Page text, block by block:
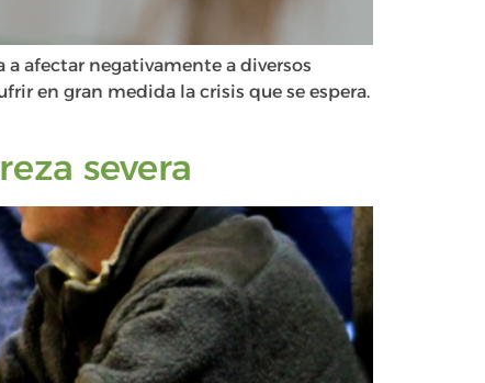
a afectar negativamente a diversos
en gran medida la crisis que se espera.
severa